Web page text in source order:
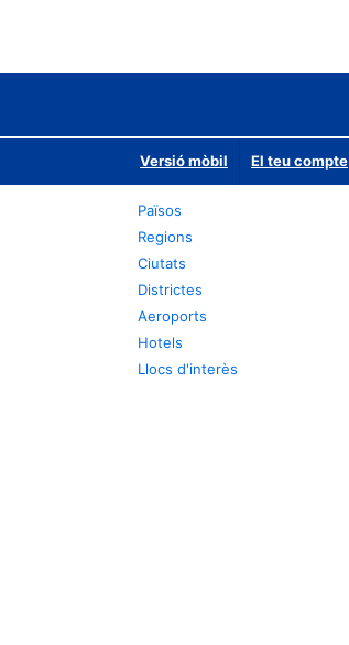
Versió mòbil El teu compte
Països
Regions
Ciutats
Districtes
Aeroports
Hotels
Llocs d'interès